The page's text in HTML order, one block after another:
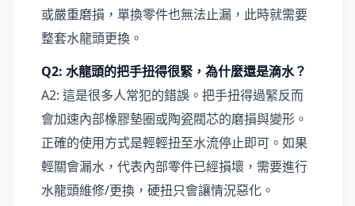
或嚴重磨損，單換零件也無法止漏，此時就需要
整套水龍頭更換。
Q2: 水龍頭的把手扭得很緊，為什麼還是滴水？
A2: 這是很多人常犯的錯誤。把手扭得過緊反而
會加速內部橡膠墊圈或陶瓷閥芯的磨損與變形。
正確的使用方式是輕輕扭至水流停止即可。如果
輕關會漏水，代表內部零件已經損壞，需要進行
水龍頭維修/更換，硬扭只會讓情況惡化。